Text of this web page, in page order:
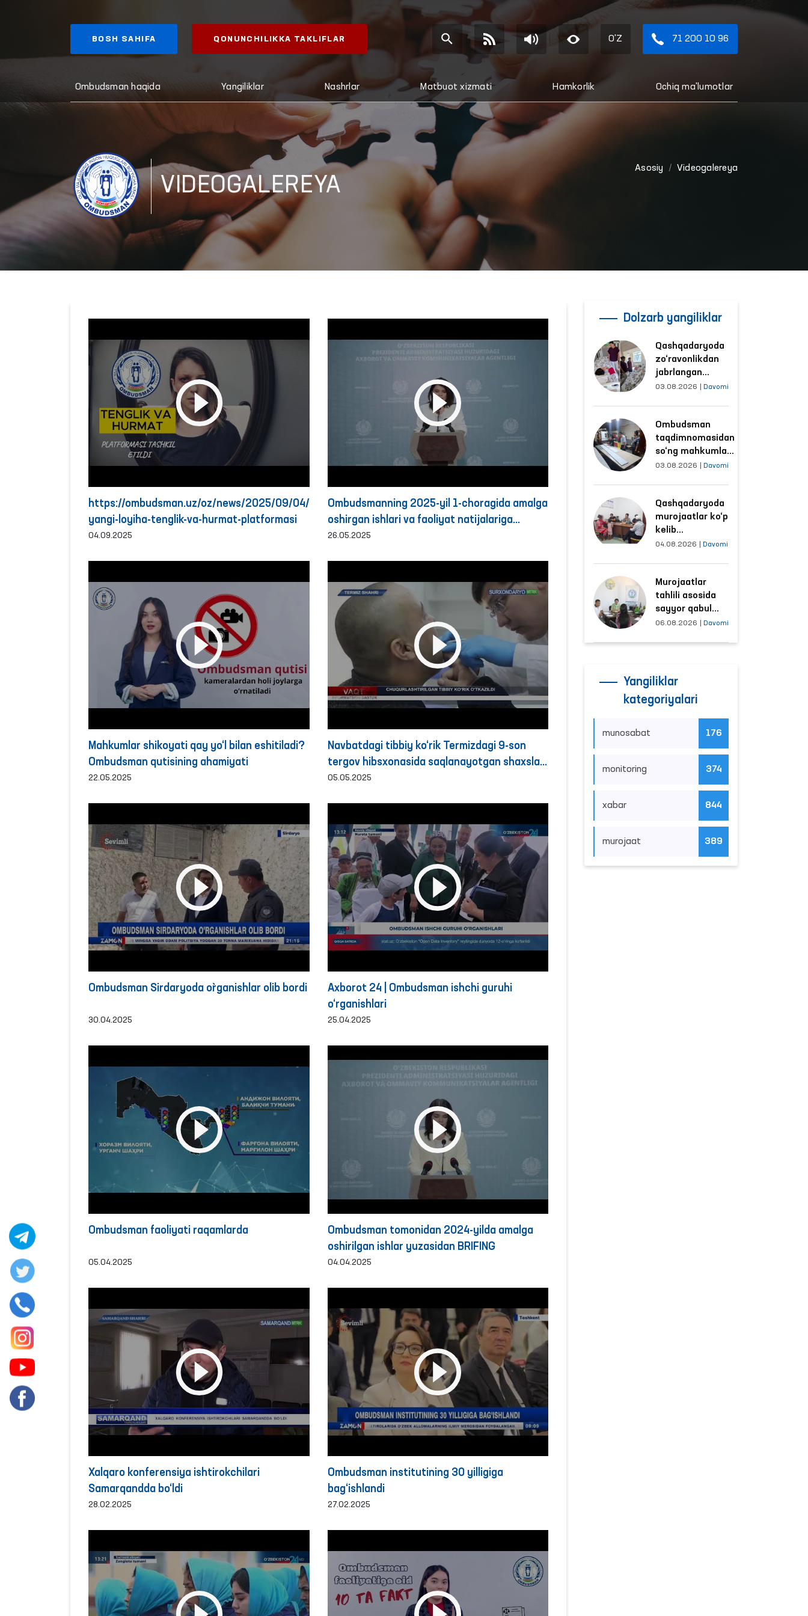
BOSH SAHIFA QONUNCHILIKKA TAKLIFLAR O'Z 71 200 10 96
Ombudsman haqida Yangiliklar Nashrlar Matbuot xizmati Hamkorlik Ochiq ma'lumotlar
VIDEOGALEREYA
Asosiy Videogalereya
https://ombudsman.uz/oz/news/2025/09/04/ombudsmandan-
yangi-loyiha-tenglik-va-hurmat-platformasi
04.09.2025
Ombudsmanning 2025-yil 1-choragida amalga
oshirgan ishlari va faoliyat natijalariga
bag‘ishlangan BRIFING
26.05.2025
Mahkumlar shikoyati qay yo‘l bilan eshitiladi?
Ombudsman qutisining ahamiyati
22.05.2025
Navbatdagi tibbiy ko‘rik Termizdagi 9-son
tergov hibsxonasida saqlanayotgan shaxslar
uchun tashkil etildi
05.05.2025
Ombudsman Sirdaryoda o`rganishlar olib bordi
30.04.2025
Axborot 24 | Ombudsman ishchi guruhi
o‘rganishlari
25.04.2025
Ombudsman faoliyati raqamlarda
05.04.2025
Ombudsman tomonidan 2024-yilda amalga
oshirilgan ishlar yuzasidan BRIFING
04.04.2025
Xalqaro konferensiya ishtirokchilari
Samarqandda bo‘ldi
28.02.2025
Ombudsman institutining 30 yilligiga
bag‘ishlandi
27.02.2025
Dolzarb yangiliklar
Qashqadaryoda
zo‘ravonlikdan
jabrlangan
ayolning holati
o‘rganildi
03.08.2026 Davomi
Ombudsman
taqdimnomasidan
so‘ng mahkumlar
mehnat
sharoitlar
yaxshilandi
03.08.2026 Davomi
Qashqadaryoda
murojaatlar ko‘p
kelib
tushayotgan
yo‘lga qo‘yildi
04.08.2026 Davomi
Murojaatlar
tahlili asosida
sayyor qabul
o‘tkaziladigan
06.08.2026 Davomi
Yangiliklar
kategoriyalari
munosabat 176
monitoring 374
xabar 844
murojaat 389